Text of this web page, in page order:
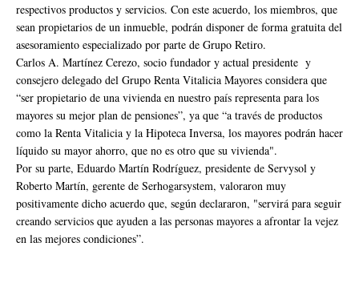
respectivos productos y servicios. Con este acuerdo, los miembros, que
sean propietarios de un inmueble, podrán disponer de forma gratuita del
asesoramiento especializado por parte de Grupo Retiro.
Carlos A. Martínez Cerezo, socio fundador y actual presidente y
consejero delegado del Grupo Renta Vitalicia Mayores considera que
“ser propietario de una vivienda en nuestro país representa para los
mayores su mejor plan de pensiones”, ya que “a través de productos
como la Renta Vitalicia y la Hipoteca Inversa, los mayores podrán hacer
líquido su mayor ahorro, que no es otro que su vivienda".
Por su parte, Eduardo Martín Rodríguez, presidente de Servysol y
Roberto Martín, gerente de Serhogarsystem, valoraron muy
positivamente dicho acuerdo que, según declararon, "servirá para seguir
creando servicios que ayuden a las personas mayores a afrontar la vejez
en las mejores condiciones”.